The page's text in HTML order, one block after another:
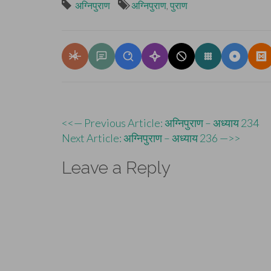
अग्निपुराण अग्निपुराण पुराण
Post
navigation
<<— Previous Article: अग्निपुराण – अध्याय 234
Next Article: अग्निपुराण – अध्याय 236 —>>
Leave a Reply